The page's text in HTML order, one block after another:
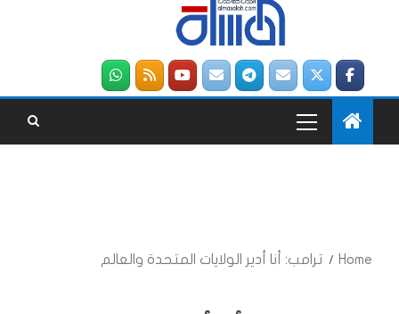
Home ترامب: أنا أدير الولايات المتحدة والعالم